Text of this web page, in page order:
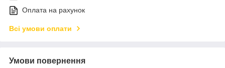
Оплата на рахунок
Всі умови оплати
Умови повернення